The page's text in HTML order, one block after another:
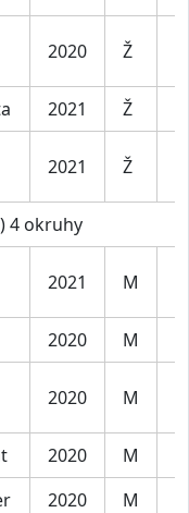
2020 Ž
2021 Ž
2021 Ž
4 okruhy
2021 M
2020 M
2020 M
2020 M
2020 M